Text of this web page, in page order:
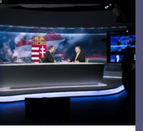
egy jó bankváltással:
mire kell figyelni!